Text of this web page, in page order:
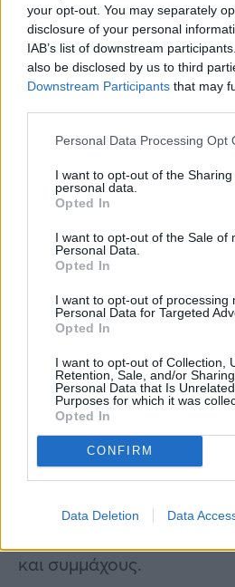
your opt-out. You may separately
disclosure of your personal
IAB’s list of downstream
also be disclosed by us to third
Downstream Participants that may
Personal Data Processing Opt
I want to opt-out of the
personal data.
Opted In
I want to opt-out of the Sale of
Personal Data.
Opted In
I want to opt-out of processing
Personal Data for Targeted
Opted In
I want to opt-out of Collection,
Retention, Sale, and/or
Personal Data that Is
Purposes for which it was
Opted In
CONFIRM
Data Deletion Data
Ταύρος
άνεση και ευημερία. Στις 6
Αφροδίτη (κυβερνήτης
στον Ταύρο, ενισχύοντας
και την εσωτερική δύναμη.
πιέσετε καταστάσεις.
σύμπαν θα σας φέρει
και συμμάχους.